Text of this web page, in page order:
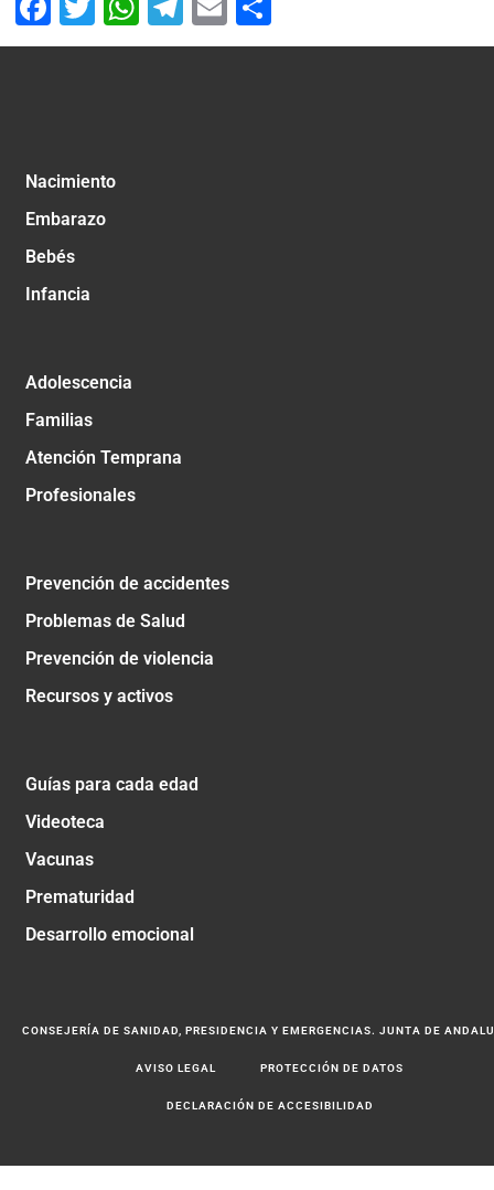
Nacimiento
Embarazo
Bebés
Infancia
Adolescencia
Familias
Atención Temprana
Profesionales
Prevención de accidentes
Problemas de Salud
Prevención de violencia
Recursos y activos
Guías para cada edad
Videoteca
Vacunas
Prematuridad
Desarrollo emocional
CONSEJERÍA DE SANIDAD, PRESIDENCIA Y EMERGENCIAS. JUNTA DE
AVISO LEGAL PROTECCIÓN DE DATOS
DECLARACIÓN DE ACCESIBILIDAD